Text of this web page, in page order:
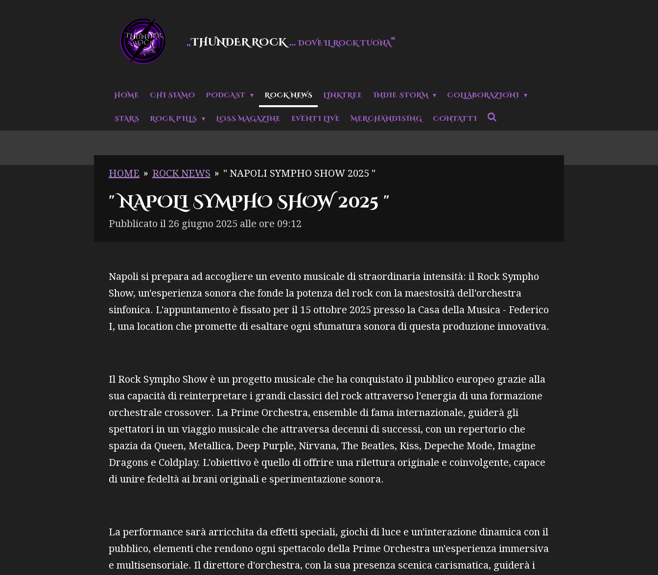
„THUNDER ROCK…DOVE IL ROCK TUONA“
HOME CHI SIAMO PODCAST ROCK NEWS LINKTREE INDIE STORM COLLABORAZIONI
STARS ROCK PILLS LOSS MAGAZINE EVENTI LIVE MERCHANDISING CONTATTI
HOME » ROCK NEWS » " NAPOLI SYMPHO SHOW 2025 "
" NAPOLI SYMPHO SHOW 2025 "
Pubblicato il 26 giugno 2025 alle ore 09:12
Napoli si prepara ad accogliere un evento musicale di straordinaria intensità: il Rock Sympho
Show, un'esperienza sonora che fonde la potenza del rock con la maestosità dell'orchestra
sinfonica. L'appuntamento è fissato per il 15 ottobre 2025 presso la Casa della Musica - Federico
I, una location che promette di esaltare ogni sfumatura sonora di questa produzione innovativa.
Il Rock Sympho Show è un progetto musicale che ha conquistato il pubblico europeo grazie alla
sua capacità di reinterpretare i grandi classici del rock attraverso l'energia di una formazione
orchestrale crossover. La Prime Orchestra, ensemble di fama internazionale, guiderà gli
spettatori in un viaggio musicale che attraversa decenni di successi, con un repertorio che
spazia da Queen, Metallica, Deep Purple, Nirvana, The Beatles, Kiss, Depeche Mode, Imagine
Dragons e Coldplay. L'obiettivo è quello di offrire una rilettura originale e coinvolgente, capace
di unire fedeltà ai brani originali e sperimentazione sonora.
La performance sarà arricchita da effetti speciali, giochi di luce e un'interazione dinamica con il
pubblico, elementi che rendono ogni spettacolo della Prime Orchestra un'esperienza immersiva
e multisensoriale. Il direttore d'orchestra, con la sua presenza scenica carismatica, guiderà i